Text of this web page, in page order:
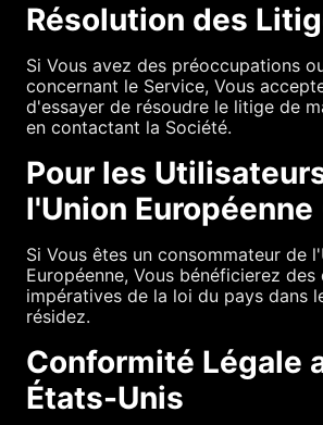
Résolution des
Si Vous avez des préoccupations
concernant le Service, Vous
d'essayer de résoudre le litige de
en contactant la Société.
Pour les
l'Union Européenne
Si Vous êtes un consommateur de
Européenne, Vous bénéficierez
impératives de la loi du pays dans
résidez.
Conformité Légale
États-Unis